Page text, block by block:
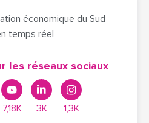
économique du Sud
temps réel
les réseaux sociaux
7,18K 3K 1,3K